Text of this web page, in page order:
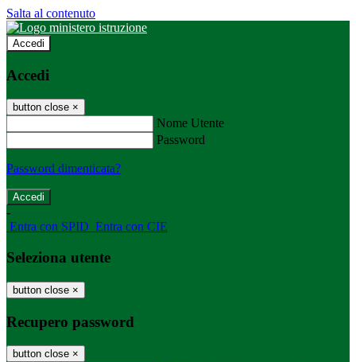
Salta al contenuto
Accedi
Accedi
button close ×
Nome Utente
Password
Password dimenticata?
-
Entra con SPID Entra con CIE
Seleziona utente
button close ×
Recupero password
button close ×